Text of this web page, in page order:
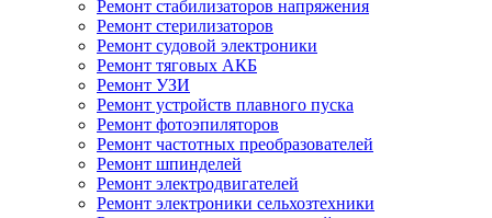
Ремонт стабилизаторов напряжения
Ремонт стерилизаторов
Ремонт судовой электроники
Ремонт тяговых АКБ
Ремонт УЗИ
Ремонт устройств плавного пуска
Ремонт фотоэпиляторов
Ремонт частотных преобразователей
Ремонт шпинделей
Ремонт электродвигателей
Ремонт электроники сельхозтехники